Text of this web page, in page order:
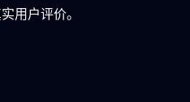
用户评价。